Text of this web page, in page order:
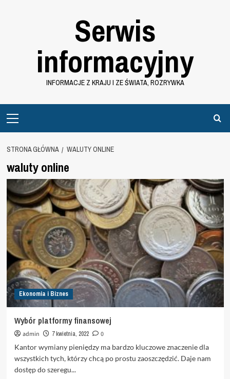
Serwis
informacyjny
INFORMACJE Z KRAJU I ZE ŚWIATA, ROZRYWKA
Menu
STRONA GŁÓWNA WALUTY ONLINE
waluty online
Ekonomia i Biznes
Wybór platformy finansowej
admin 7 kwietnia, 2022
0
Kantor wymiany pieniędzy ma bardzo kluczowe znaczenie dla
wszystkich tych, którzy chcą po prostu zaoszczędzić. Daje nam
dostęp do szeregu...